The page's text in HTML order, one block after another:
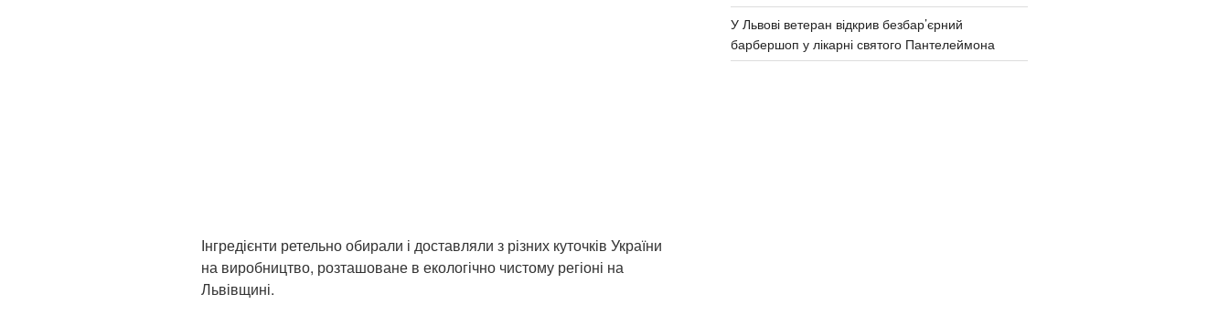
Інгредієнти ретельно обирали і доставляли з різних куточків України
на виробництво, розташоване в екологічно чистому регіоні на
Львівщині.
У Львові ветеран відкрив безбар’єрний
барбершоп у лікарні святого Пантелеймона